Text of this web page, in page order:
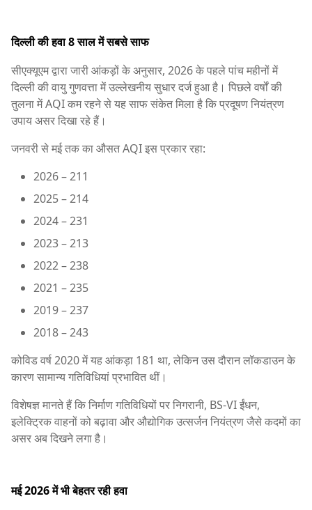
दिल्ली की हवा 8 साल में सबसे साफ
सीएक्यूएम द्वारा जारी आंकड़ों के अनुसार, 2026 के पहले पांच महीनों में
दिल्ली की वायु गुणवत्ता में उल्लेखनीय सुधार दर्ज हुआ है। पिछले वर्षों की
तुलना में AQI कम रहने से यह साफ संकेत मिला है कि प्रदूषण नियंत्रण
उपाय असर दिखा रहे हैं।
जनवरी से मई तक का औसत AQI इस प्रकार रहा:
2026 – 211
2025 – 214
2024 – 231
2023 – 213
2022 – 238
2021 – 235
2019 – 237
2018 – 243
कोविड वर्ष 2020 में यह आंकड़ा 181 था, लेकिन उस दौरान लॉकडाउन के
कारण सामान्य गतिविधियां प्रभावित थीं।
विशेषज्ञ मानते हैं कि निर्माण गतिविधियों पर निगरानी, BS-VI ईंधन,
इलेक्ट्रिक वाहनों को बढ़ावा और औद्योगिक उत्सर्जन नियंत्रण जैसे कदमों का
असर अब दिखने लगा है।
मई 2026 में भी बेहतर रही हवा